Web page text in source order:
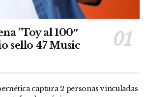
"Toy al 100″
sello 47 Music
captura 2 personas vinculadas